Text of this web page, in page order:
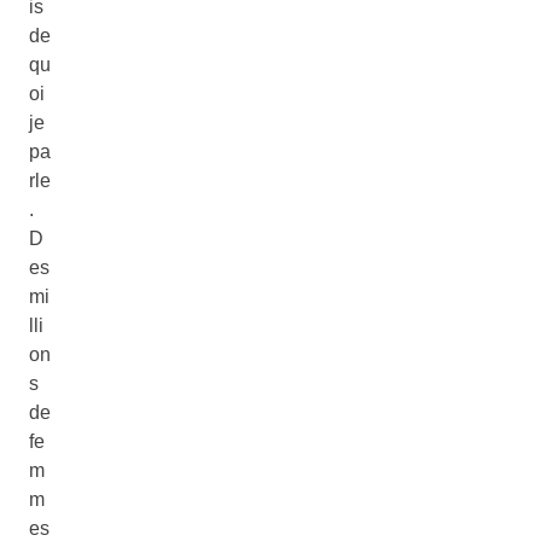
is
de
qu
oi
je
pa
rle
.
D
es
mi
lli
on
s
de
fe
m
m
es